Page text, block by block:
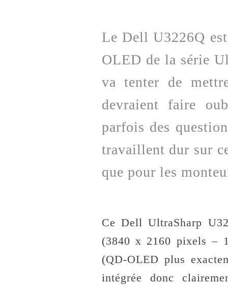
Le Dell U3226Q
OLED de la série
va tenter de
devraient faire
parfois des
travaillent dur sur
que pour les
Ce Dell UltraSharp
(3840 x 2160 pixels –
(QD-OLED plus
intégrée donc